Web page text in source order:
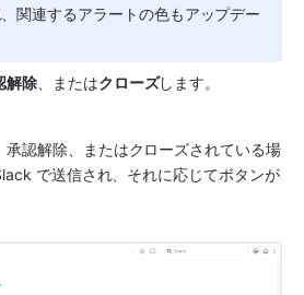
関連するアラートの色もアップデー
解除、またはクローズします。
認解除、またはクローズされている場
で送信され、それに応じてボタンが